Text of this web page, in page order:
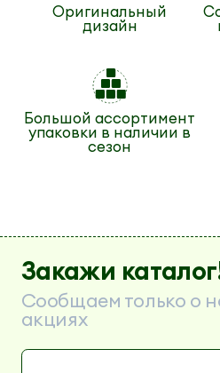
Оригинальный
дизайн
Большой ассортимент
упаковки в наличии в
сезон
Закажи
Сообщаем только о
акциях